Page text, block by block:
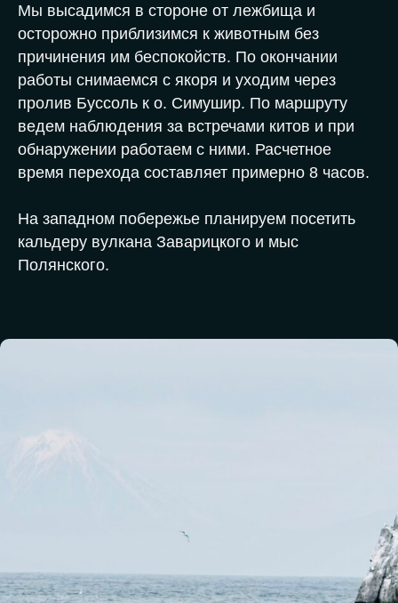
Мы высадимся в стороне от лежбища и
осторожно приблизимся к животным без
причинения им беспокойств. По окончании
работы снимаемся с якоря и уходим через
пролив Буссоль к о. Симушир. По маршруту
ведем наблюдения за встречами китов и при
обнаружении работаем с ними. Расчетное
время перехода составляет примерно 8 часов.
На западном побережье планируем посетить
кальдеру вулкана Заварицкого и мыс
Полянского.